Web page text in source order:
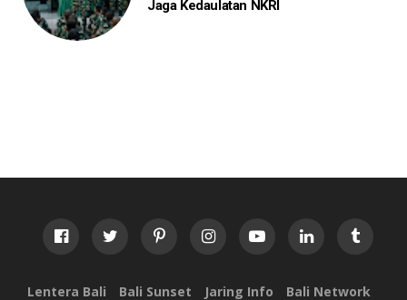
Jaga Kedaulatan NKRI
Lentera Bali Bali Sunset Jaring Info Bali Network